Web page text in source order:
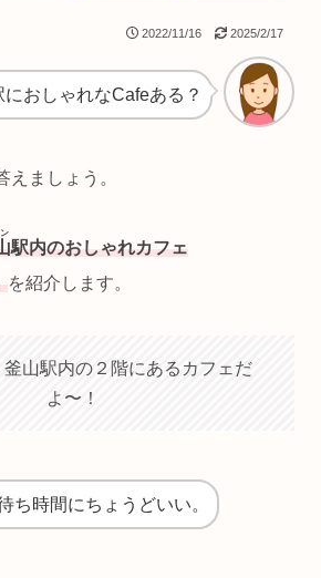
2022/11/16 2025/2/17
におしゃれなCafeある？
えましょう。
駅内のおしゃれカフェ
を紹介します。
釜山駅内の２階にあるカフェだ
よ〜！
ち時間にちょうどいい。